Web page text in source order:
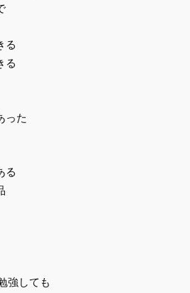
る
る
った
る
強しても